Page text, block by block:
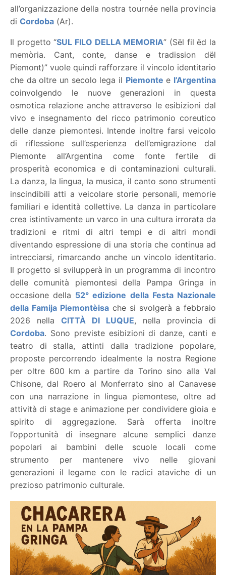
all’organizzazione della nostra tournée nella provincia
diCordoba (Ar).
Il progetto “SUL FILO DELLA MEMORIA” (Sël fil ëd la
memòria. Cant, conte, danse e tradission dël
Piemont)” vuole quindi rafforzare il vincolo identitario
che da oltre un secolo lega il Piemonte e l’Argentina
coinvolgendo le nuove generazioni in questa
osmotica relazione anche attraverso le esibizioni dal
vivo e insegnamento del ricco patrimonio coreutico
delle danze piemontesi. Intende inoltre farsi veicolo
di riflessione sull’esperienza dell’emigrazione dal
Piemonte all’Argentina come fonte fertile di
prosperità economica e di contaminazioni culturali.
La danza, la lingua, la musica, il canto sono strumenti
inscindibili atti a veicolare storie personali, memorie
familiari e identità collettive. La danza in particolare
crea istintivamente un varco in una cultura irrorata da
tradizioni e ritmi di altri tempi e di altri mondi
diventando espressione di una storia che continua ad
intrecciarsi, rimarcando anche un vincolo identitario.
Il progetto si svilupperà in un programma di incontro
delle comunità piemontesi della Pampa Gringa in
occasione della 52° edizione della Festa Nazionale
della Famija Piemontèisa che si svolgerà a febbraio
2026 nella CITTÀ DI LUQUE, nella provincia di
Cordoba. Sono previste esibizioni di danze, canti e
teatro di stalla, attinti dalla tradizione popolare,
proposte percorrendo idealmente la nostra Regione
per oltre 600 km a partire da Torino sino alla Val
Chisone, dal Roero al Monferrato sino al Canavese
con una narrazione in lingua piemontese, oltre ad
attività di stage e animazione per condividere gioia e
spirito di aggregazione. Sarà offerta inoltre
l’opportunità di insegnare alcune semplici danze
popolari ai bambini delle scuole locali come
strumento per mantenere vivo nelle giovani
generazioni il legame con le radici ataviche di un
prezioso patrimonio culturale.